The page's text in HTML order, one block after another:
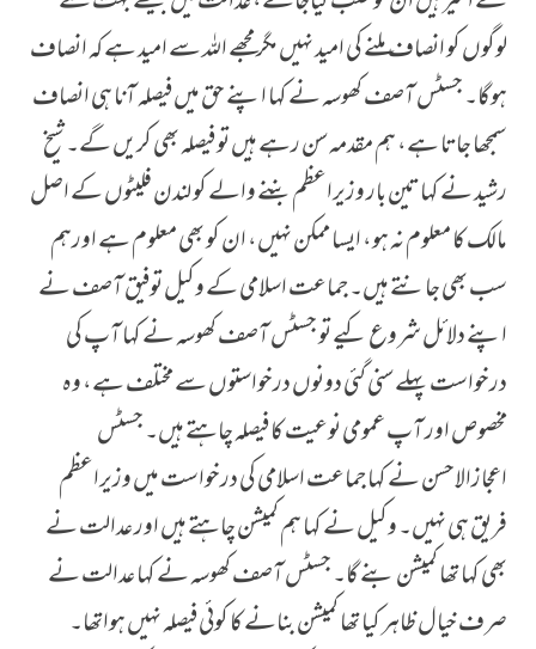
لوگوں کو انصاف ملنے کی امید نہیں مگر مجھے اللہ سے امید ہے کہ انصاف
ہوگا۔ جسٹس آصف کھوسہ نے کہا اپنے حق میں فیصلہ آنا ہی انصاف
سمجھا جاتا ہے، ہم مقدمہ سن رہے ہیں تو فیصلہ بھی کریں گے۔ شیخ
رشید نے کہا تین بار وزیراعظم بننے والے کو لندن فلیٹوں کے اصل
مالک کا معلوم نہ ہو، ایسا ممکن نہیں، ان کو بھی معلوم ہے اورہم
سب بھی جانتے ہیں۔ جماعت اسلامی کے وکیل توفیق آصف نے
اپنے دلائل شروع کیے تو جسٹس آصف کھوسہ نے کہا آپ کی
درخواست پہلے سنی گئی دونوں درخواستوں سے مختلف ہے، وہ
مخصوص اور آپ عمومی نوعیت کا فیصلہ چاہتے ہیں۔ جسٹس
اعجازالاحسن نے کہا جماعت اسلامی کی درخواست میں وزیراعظم
فریق ہی نہیں۔ وکیل نے کہا ہم کمیشن چاہتے ہیں اور عدالت نے
بھی کہا تھا کمیشن بنے گا۔ جسٹس آصف کھوسہ نے کہا عدالت نے
صرف خیال ظاہر کیا تھا کمیشن بنانے کا کوئی فیصلہ نہیں ہواتھا۔